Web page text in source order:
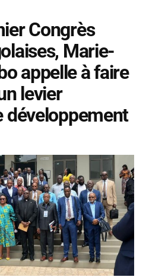
Congrès
Marie-
appelle à faire
levier
développement